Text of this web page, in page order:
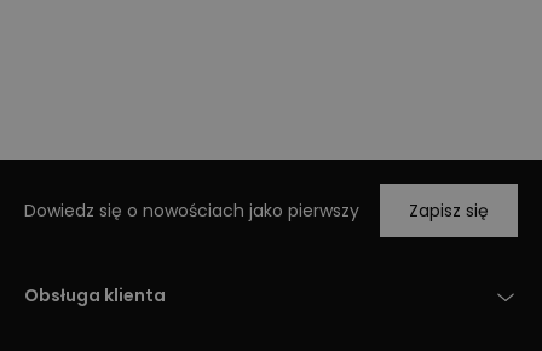
Dowiedz się o nowościach jako pierwszy Zapisz się
Obsługa klienta